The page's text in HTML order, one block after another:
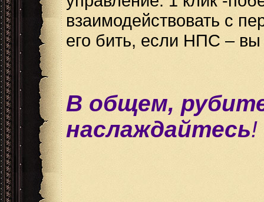
взаимодействовать с
его бить, если НПС – вы
В общем,
наслаждайтесь!